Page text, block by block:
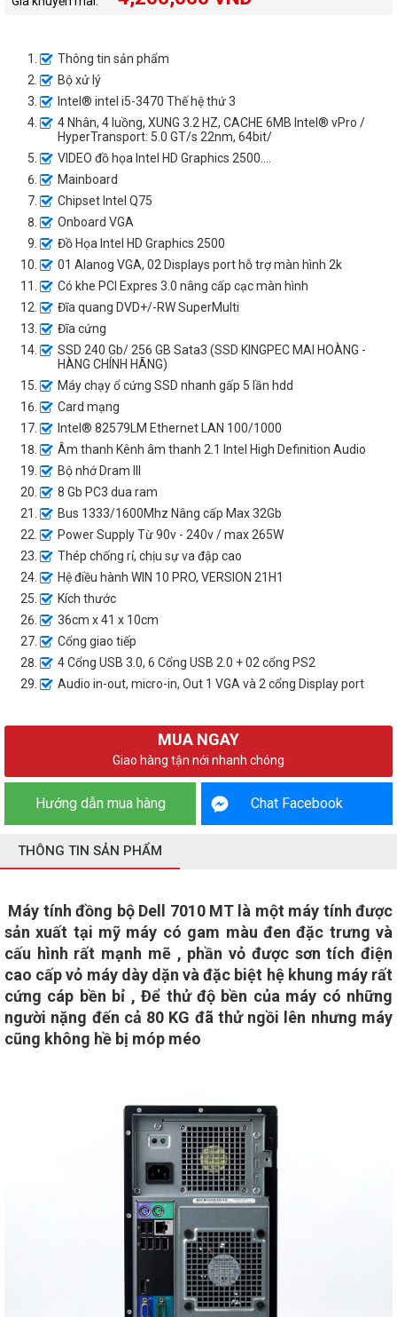
Thông tin sản phẩm
Bộ xử lý
Intel® intel i5-3470 Thế hệ thứ 3
4 Nhân, 4 luồng, XUNG 3.2 HZ, CACHE 6MB Intel® vPro /
HyperTransport: 5.0 GT/s 22nm, 64bit/
VIDEO đồ họa Intel HD Graphics 2500....
Mainboard
Chipset Intel Q75
Onboard VGA
Đồ Họa Intel HD Graphics 2500
01 Alanog VGA, 02 Displays port hỗ trợ màn hình 2k
Có khe PCI Expres 3.0 nâng cấp cạc màn hình
Đĩa quang DVD+/-RW SuperMulti
Đĩa cứng
SSD 240 Gb/ 256 GB Sata3 (SSD KINGPEC MAI HOÀNG -
HÀNG CHÍNH HÃNG)
Máy chạy ổ cứng SSD nhanh gấp 5 lần hdd
Card mạng
Intel® 82579LM Ethernet LAN 100/1000
Âm thanh Kênh âm thanh 2.1 Intel High Definition Audio
Bộ nhớ Dram III
8 Gb PC3 dua ram
Bus 1333/1600Mhz Nâng cấp Max 32Gb
Power Supply Từ 90v - 240v / max 265W
Thép chống rỉ, chịu sự va đập cao
Hệ điều hành WIN 10 PRO, VERSION 21H1
Kích thước
36cm x 41 x 10cm
Cổng giao tiếp
4 Cổng USB 3.0, 6 Cổng USB 2.0 + 02 cổng PS2
Audio in-out, micro-in, Out 1 VGA và 2 cổng Display port
MUA NGAY
Giao hàng tận nới nhanh chóng
Hướng dẫn mua hàng Chat Facebook
THÔNG TIN SẢN PHẨM
Máy tính đồng bộ Dell 7010 MT là một máy tính được
sản xuất tại mỹ máy có gam màu đen đặc trưng và
cấu hình rất mạnh mẽ , phần vỏ được sơn tích điện
cao cấp vỏ máy dày dặn và đặc biệt hệ khung máy rất
cứng cáp bền bỉ , Để thử độ bền của máy có những
người nặng đến cả 80 KG đã thử ngồi lên nhưng máy
cũng không hề bị móp méo